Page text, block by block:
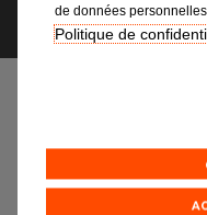
Toutes les agences
de données
Politique de